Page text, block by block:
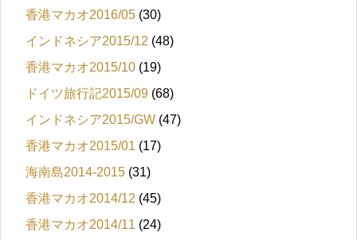
香港マカオ2016/05 (30)
インドネシア2015/12 (48)
香港マカオ2015/10 (19)
ドイツ旅行記2015/09 (68)
インドネシア2015/GW (47)
香港マカオ2015/01 (17)
海南島2014-2015 (31)
香港マカオ2014/12 (45)
香港マカオ2014/11 (24)